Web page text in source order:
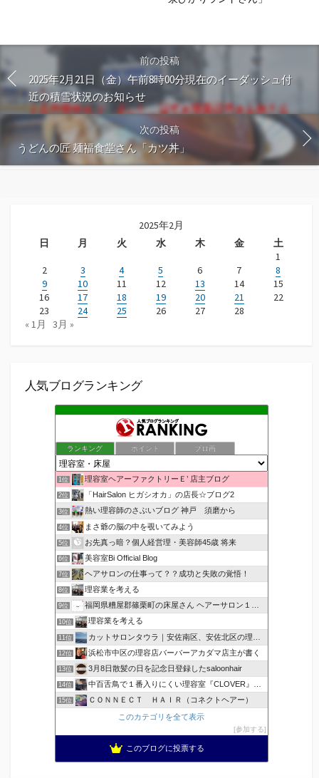
前の投稿
2025年2月21日（金）午前8時00分現在のイーダッシュ付
近の積雪状況のお知らせ
次の投稿
うどんの匠 麺福食堂さん「カツ丼」
2025年2月
日
月 火 水 木 金
土
1
2
3 4 5 6 7
8
9
10 11 12 13 14
15
16
17 18 19 20 21
22
23
24 25 26 27
28
« 1月
3月 »
人気ブログランキング
ランキング ポイント ブロ画
1位 理容室ヘアーファクトリーＥ’ 店主ブログ
2位 「HairSalon ヒガシオカ」の店長☆ブログ2
3位 熱い理容師のさぶいブログ 神戸 須磨から
4位 まさ爺の脳の中を覗いてみよう
5位 お先真っ暗？個人経営理・美容師45歳 将来
6位 美容室Bi Official Blog
7位 ヘアサロンの仕事って？？成功と失敗の覚悟！
8位 理容業を考える
9位 福岡県糟屋郡篠栗町の床屋さん ヘアーサロン１２３公式ブログ
10位 理容業を考える
11位 カットサロンタウラ｜安佐南区、安佐北区の理美容院
12位 浜松市中区の理容店バーバーアカダマ店主が書く
13位 3月8日散髪の日を記念日登録したsaloonhair
14位 中百舌鳥で１番入りにくい理容室『CLOVER』のブログ！ …
15位
ＣＯＮＮＥＣＴ ＨＡＩＲ（コネクトヘアー）
このカテゴリを全て表示
参加する
このブログに投票する